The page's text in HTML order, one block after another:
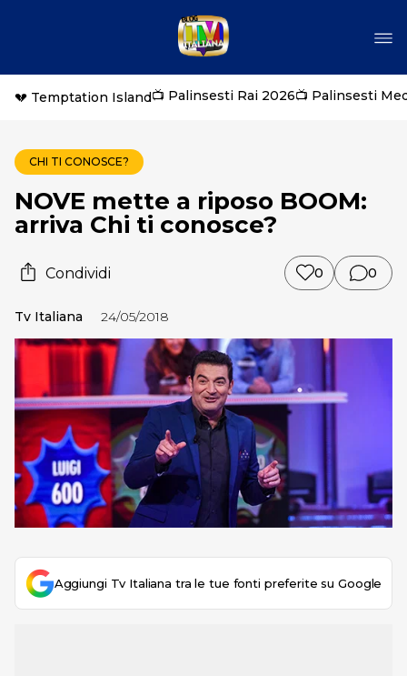
💔 Temptation Island📺 Palinsesti Rai 2026📺 Palinsesti
CHI TI CONOSCE?
NOVE mette a riposo BOOM:
arriva Chi ti conosce?
Condividi 0 0
Tv Italiana 24/05/2018
Aggiungi Tv Italiana tra le tue fonti preferite su Google